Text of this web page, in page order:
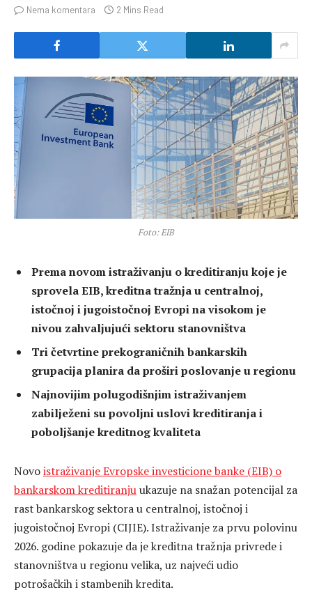
Nema komentara
2 Mins Read
Foto: EIB
Prema novom istraživanju o kreditiranju koje je
sprovela EIB, kreditna tražnja u centralnoj,
istočnoj i jugoistočnoj Evropi na visokom je
nivou zahvaljujući sektoru stanovništva
Tri četvrtine prekograničnih bankarskih
grupacija planira da proširi poslovanje u regionu
Najnovijim polugodišnjim istraživanjem
zabilježeni su povoljni uslovi kreditiranja i
poboljšanje kreditnog kvaliteta
Novoistraživanje Evropske investicione banke (EIB) o
bankarskom kreditiranjuukazuje na snažan potencijal za
rast bankarskog sektora u centralnoj, istočnoj i
jugoistočnoj Evropi (CIJIE). Istraživanje za prvu polovinu
2026. godine pokazuje da je kreditna tražnja privrede i
stanovništva u regionu velika, uz najveći udio
potrošačkih i stambenih kredita.